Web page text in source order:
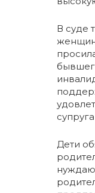
В суде
Дети